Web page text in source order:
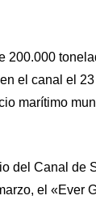
200.000
el canal el
marítimo
del Canal de
el «Ever